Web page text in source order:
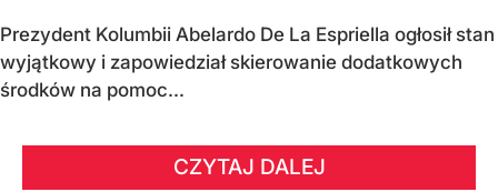
Prezydent Kolumbii Abelardo De La Espriella ogłosił stan
wyjątkowy i zapowiedział skierowanie dodatkowych
środków na pomoc...
CZYTAJ DALEJ